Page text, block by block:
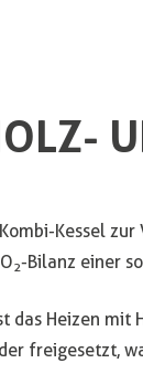
Kessel
2-Bilanz einer
das Heizen
freigesetzt,